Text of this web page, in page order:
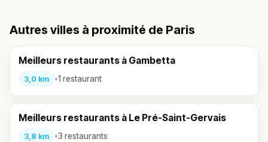
Autres villes à proximité de Paris
Meilleurs restaurants à Gambetta
3,0 km •1 restaurant
Meilleurs restaurants à Le Pré-Saint-Gervais
3,8 km •3 restaurants